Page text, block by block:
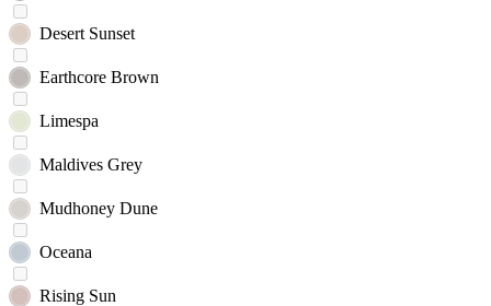
Desert Sunset
Earthcore Brown
Limespa
Maldives Grey
Mudhoney Dune
Oceana
Rising Sun